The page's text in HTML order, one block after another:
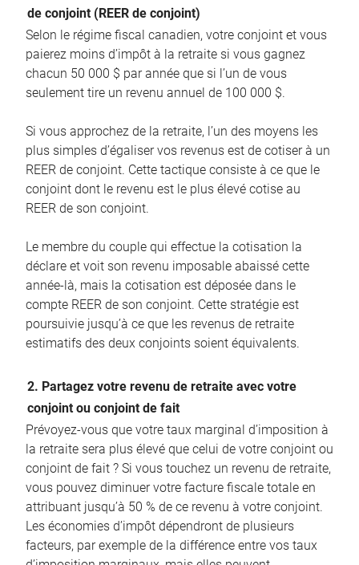
de conjoint (REER de conjoint)
Selon le régime fiscal canadien, votre conjoint et vous
paierez moins d’impôt à la retraite si vous gagnez
chacun 50 000 $ par année que si l’un de vous
seulement tire un revenu annuel de 100 000 $.
Si vous approchez de la retraite, l’un des moyens les
plus simples d’égaliser vos revenus est de cotiser à un
REER de conjoint. Cette tactique consiste à ce que le
conjoint dont le revenu est le plus élevé cotise au
REER de son conjoint.
Le membre du couple qui effectue la cotisation la
déclare et voit son revenu imposable abaissé cette
année-là, mais la cotisation est déposée dans le
compte REER de son conjoint. Cette stratégie est
poursuivie jusqu’à ce que les revenus de retraite
estimatifs des deux conjoints soient équivalents.
2. Partagez votre revenu de retraite avec votre
conjoint ou conjoint de fait
Prévoyez-vous que votre taux marginal d’imposition à
la retraite sera plus élevé que celui de votre conjoint ou
conjoint de fait ? Si vous touchez un revenu de retraite,
vous pouvez diminuer votre facture fiscale totale en
attribuant jusqu’à 50 % de ce revenu à votre conjoint.
Les économies d’impôt dépendront de plusieurs
facteurs, par exemple de la différence entre vos taux